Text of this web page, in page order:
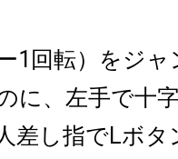
1回転）をジ
に、左手で十
差し指でLボ